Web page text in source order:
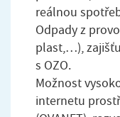
reálnou
Odpady z
plast,…),
s OZO.
Možnost
internetu